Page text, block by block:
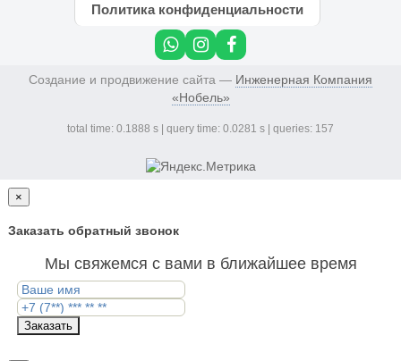
Политика конфиденциальности
Создание и продвижение сайта — Инженерная Компания
«Нобель»
total time: 0.1888 s | query time: 0.0281 s | queries: 157
×
Заказать обратный звонок
Мы свяжемся с вами в ближайшее время
Заказать